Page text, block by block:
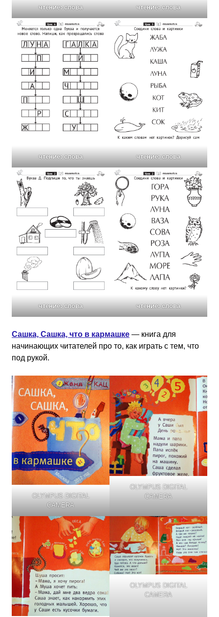
чтение: слова чтение: слова
чтение: слова чтение: слова
чтение: слова чтение: слова
Сашка, Сашка, что в кармашке — книга для
начинающих читателей про то, как играть с тем, что
под рукой.
OLYMPUS DIGITAL
CAMERA
OLYMPUS DIGITAL
CAMERA
OLYMPUS DIGITAL
CAMERA